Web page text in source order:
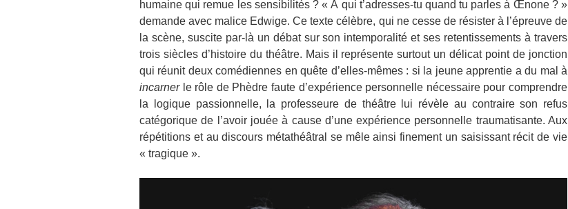
humaine qui remue les sensibilités ? « À qui t’adresses-tu quand tu parles à Œnone ? »
demande avec malice Edwige. Ce texte célèbre, qui ne cesse de résister à l’épreuve de
la scène, suscite par-là un débat sur son intemporalité et ses retentissements à travers
trois siècles d’histoire du théâtre. Mais il représente surtout un délicat point de jonction
qui réunit deux comédiennes en quête d’elles-mêmes : si la jeune apprentie a du mal à
incarnerle rôle de Phèdre faute d’expérience personnelle nécessaire pour comprendre
la logique passionnelle, la professeure de théâtre lui révèle au contraire son refus
catégorique de l’avoir jouée à cause d’une expérience personnelle traumatisante. Aux
répétitions et au discours métathéâtral se mêle ainsi finement un saisissant récit de vie
« tragique ».